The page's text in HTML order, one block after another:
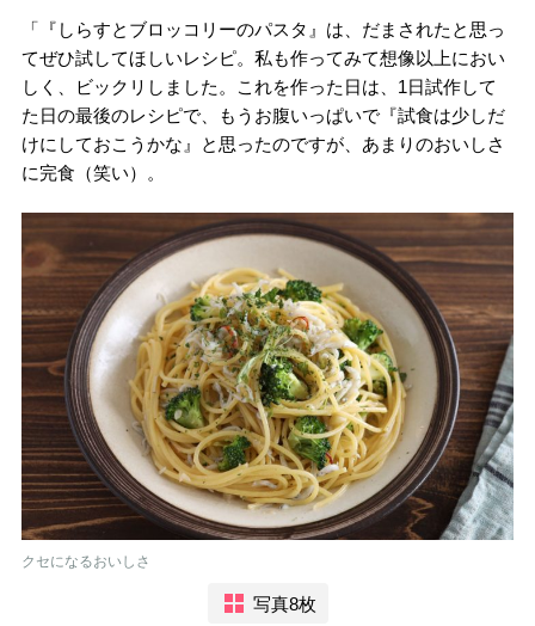
「『しらすとブロッコリーのパスタ』は、だまされたと思っ
てぜひ試してほしいレシピ。私も作ってみて想像以上におい
しく、ビックリしました。これを作った日は、1日試作して
た日の最後のレシピで、もうお腹いっぱいで『試食は少しだ
けにしておこうかな』と思ったのですが、あまりのおいしさ
に完食（笑い）。
クセになるおいしさ
写真8枚